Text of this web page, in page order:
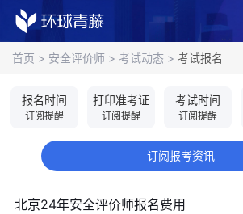
首页 > 安全评价师 > 考试动态 > 考试报名
报名时间
订阅提醒
打印准考证
订阅提醒
考试时间
订阅提醒
订阅报考资讯
北京24年安全评价师报名费用